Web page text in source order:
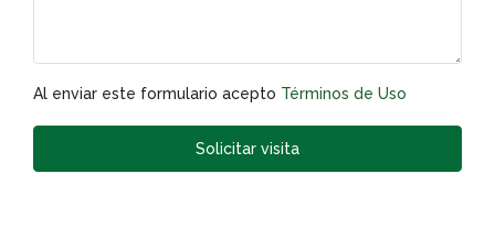
Al enviar este formulario acepto Términos de Uso
Solicitar visita